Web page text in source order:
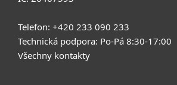
Telefon: +420 233 090 233
Technická podpora: Po-Pá 8:30-17:00
Všechny kontakty